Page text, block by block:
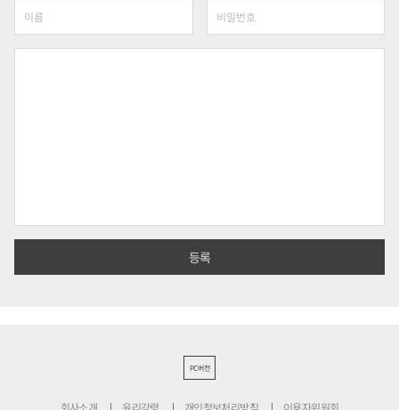
PC버전
회사소개 윤리강령 개인정보처리방침 이용자위원회